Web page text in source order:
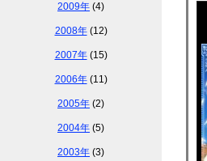
2009年 (4)
2008年(12)
2007年(15)
2006年(11)
2005年 (2)
2004年 (5)
2003年 (3)